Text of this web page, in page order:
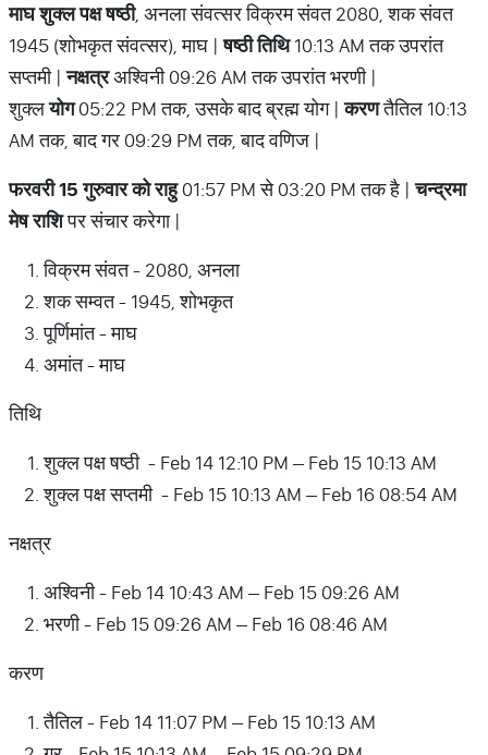
माघ शुक्ल पक्ष षष्ठी, अनला संवत्सर विक्रम संवत 2080, शक संवत
1945 (शोभकृत संवत्सर), माघ |षष्ठी तिथि10:13 AM तक उपरांत
सप्तमी |नक्षत्रअश्विनी 09:26 AM तक उपरांत भरणी |
शुक्लयोग05:22 PM तक, उसके बाद ब्रह्म योग |करणतैतिल 10:13
AM तक, बाद गर 09:29 PM तक, बाद वणिज |
फरवरी 15 गुरुवार को राहु01:57 PM से 03:20 PM तक है |चन्द्रमा
मेष राशिपर संचार करेगा |
विक्रम संवत - 2080, अनला
शक सम्वत - 1945, शोभकृत
पूर्णिमांत - माघ
अमांत - माघ
तिथि
शुक्ल पक्ष षष्ठी - Feb 14 12:10 PM – Feb 15 10:13 AM
शुक्ल पक्ष सप्तमी - Feb 15 10:13 AM – Feb 16 08:54 AM
नक्षत्र
अश्विनी - Feb 14 10:43 AM – Feb 15 09:26 AM
भरणी - Feb 15 09:26 AM – Feb 16 08:46 AM
करण
तैतिल - Feb 14 11:07 PM – Feb 15 10:13 AM